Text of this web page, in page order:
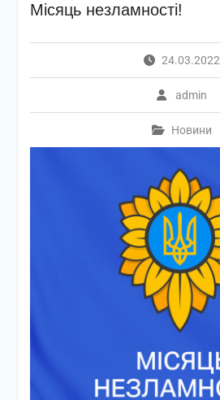
Місяць незламності!
24.03.2022
admin
Новини